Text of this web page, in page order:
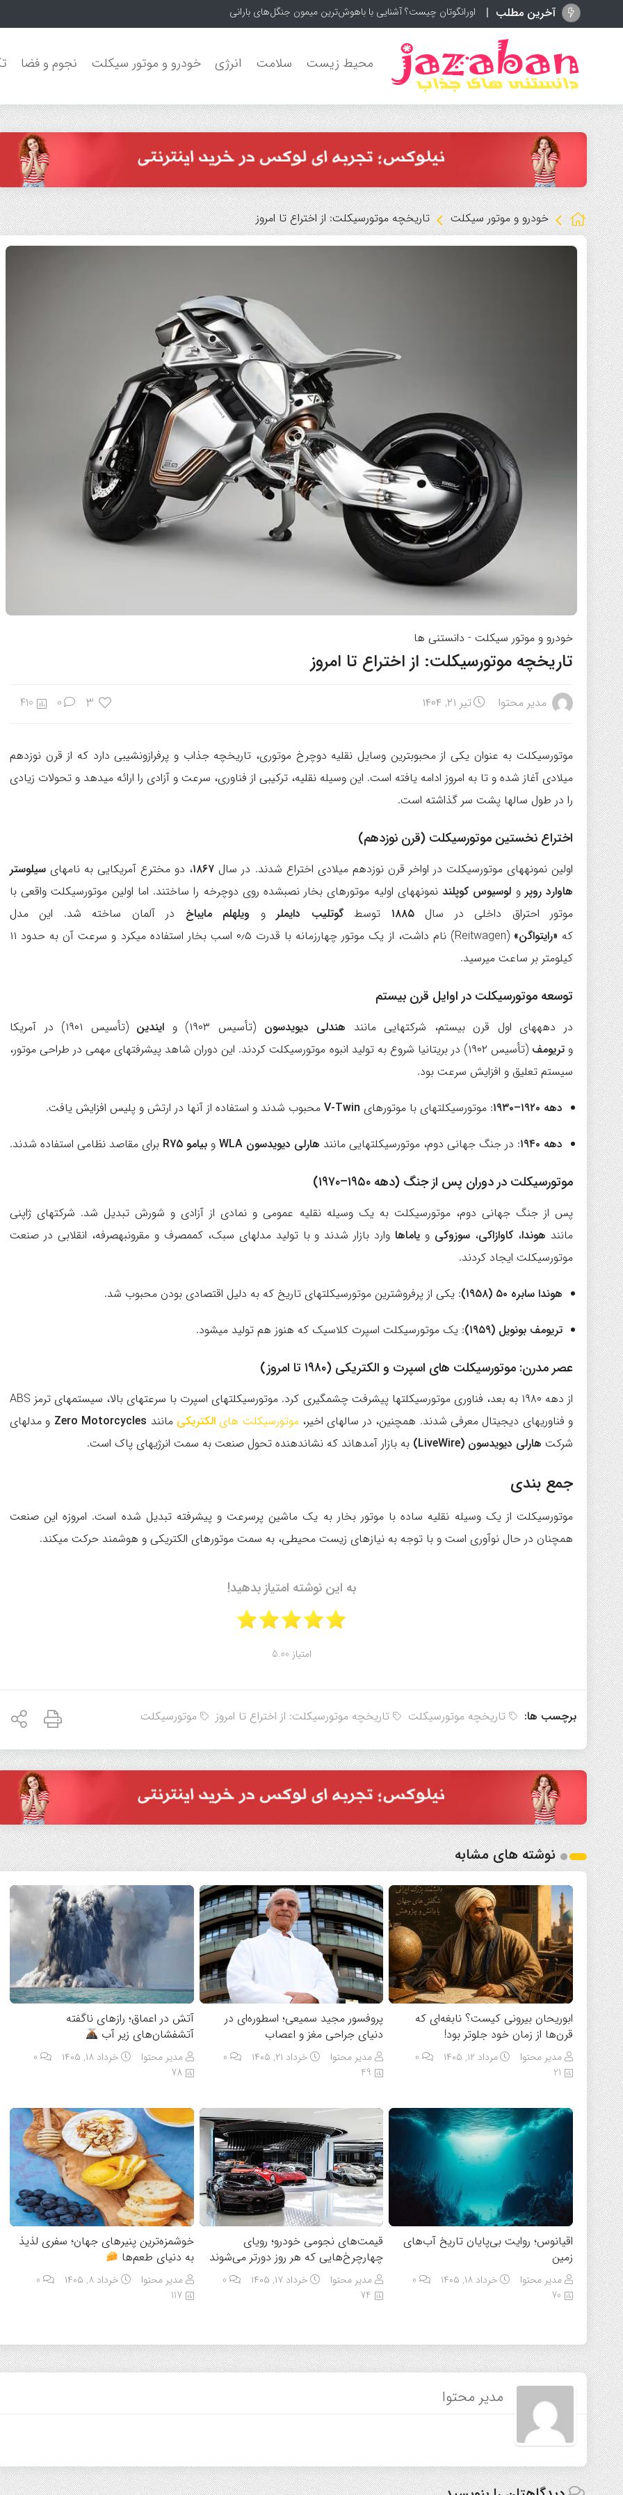
آخرین مطلب عقب‌نشینی بزرگ اینفانتینو
محیط زیست سلامت انرژی خودرو و موتور سیکلت نجوم و فضا
خودرو و موتور سیکلت تاریخچه موتورسیکلت: از اختراع تا امروز
خودرو و موتور سیکلت - دانستنی ها
تاریخچه موتورسیکلت: از اختراع تا امروز
مدیر محتوا تیر ۲۱, ۱۴۰۴ 3
0
410
موتورسیکلت به عنوان یکی از محبوبترین وسایل نقلیه دوچرخ موتوری، تاریخچه جذاب و پرفرازونشیبی دارد که از قرن نوزدهم
میلادی آغاز شده و تا به امروز ادامه یافته است. این وسیله نقلیه، ترکیبی از فناوری، سرعت و آزادی را ارائه میدهد و تحولات زیادی
را در طول سالها پشت سر گذاشته است.
اختراع نخستین موتورسیکلت (قرن نوزدهم)
اولین نمونههای موتورسیکلت در اواخر قرن نوزدهم میلادی اختراع شدند. در سال ۱۸۶۷، دو مخترع آمریکایی به نامهای سیلوستر
هاوارد روپر و لوسیوس کوپلندنمونههای اولیه موتورهای بخار نصبشده روی دوچرخه را ساختند. اما اولین موتورسیکلت واقعی با
موتور احتراق داخلی در سال۱۸۸۵ توسطگوتلیب دایملر و ویلهلم مایباخ در آلمان ساخته شد. این مدل
که «رایتواگن»
(Reitwagen) نام داشت، از یک موتور چهارزمانه با قدرت ۰٫۵ اسب بخار استفاده میکرد و سرعت آن به حدود ۱۱
کیلومتر بر ساعت میرسید.
توسعه موتورسیکلت در اوایل قرن بیستم
در دهههای اول قرن بیستم، شرکتهایی مانند هندلی دیویدسون (تأسیس ۱۹۰۳) و ایندین
(تأسیس ۱۹۰۱) در آمریکا
وتریومف
(تأسیس ۱۹۰۲) در بریتانیا شروع به تولید انبوه موتورسیکلت کردند. این دوران شاهد پیشرفتهای مهمی در طراحی موتور،
سیستم تعلیق و افزایش سرعت بود.
دهه ۱۹۲۰–۱۹۳۰ : موتورسیکلتهای با موتورهای V-Twin محبوب شدند و استفاده از آنها در ارتش و پلیس افزایش یافت.
دهه ۱۹۴۰ : در جنگ جهانی دوم، موتورسیکلتهایی مانند هارلی دیویدسون WLA و بیامو R75 برای مقاصد نظامی استفاده شدند.
موتورسیکلت در دوران پس از جنگ (دهه ۱۹۵۰–۱۹۷۰)
پس از جنگ جهانی دوم، موتورسیکلت به یک وسیله نقلیه عمومی و نمادی از آزادی و شورش تبدیل شد. شرکتهای ژاپنی
مانند هوندا، کاوازاکی، سوزوکی و یاماهاوارد بازار شدند و با تولید مدلهای سبک، کممصرف و مقرونبهصرفه، انقلابی در صنعت
موتورسیکلت ایجاد کردند.
هوندا سابره ۵۰ (۱۹۵۸) : یکی از پرفروشترین موتورسیکلتهای تاریخ که به دلیل اقتصادی بودن محبوب شد.
تریومف بونویل (۱۹۵۹) : یک موتورسیکلت اسپرت کلاسیک که هنوز هم تولید میشود.
عصر مدرن: موتورسیکلت های اسپرت و الکتریکی (۱۹۸۰ تا امروز)
از دهه ۱۹۸۰ به بعد، فناوری موتورسیکلتها پیشرفت چشمگیری کرد. موتورسیکلتهای اسپرت با سرعتهای بالا، سیستمهای ترمز ABS
و فناوریهای دیجیتال معرفی شدند. همچنین، در سالهای اخیر،موتورسیکلت هایالکتریکی مانند Zero Motorcycles و مدلهای
شرکت هارلی دیویدسون (LiveWire) به بازار آمدهاند که نشاندهنده تحول صنعت به سمت انرژیهای پاک است.
جمع بندی
موتورسیکلت از یک وسیله نقلیه ساده با موتور بخار به یک ماشین پرسرعت و پیشرفته تبدیل شده است. امروزه این صنعت
همچنان در حال نوآوری است و با توجه به نیازهای زیست محیطی، به سمت موتورهای الکتریکی و هوشمند حرکت میکند.
به این نوشته امتیاز بدهید!
امتیاز 5.00
برچسب ها: تاریخچه موتورسیکلت تاریخچه موتورسیکلت: از اختراع تا امروز موتورسیکلت
نوشته های مشابه
ابوریحان بیرونی کیست؟ نابغه‌ای که
قرن‌ها از زمان خود جلوتر بود!
مدیر محتوا مرداد ۱۲, ۱۴۰۵
21
پروفسور مجید سمیعی؛ اسطوره‌ای در
دنیای جراحی مغز و اعصاب
مدیر محتوا خرداد ۲۱, ۱۴۰۵
0
49
آتش در اعماق؛ رازهای ناگفته
آتشفشان‌های زیر آب
مدیر محتوا خرداد ۱۸, ۱۴۰۵
78
اقیانوس؛ روایت بی‌پایان تاریخ آب‌های
زمین
مدیر محتوا خرداد ۱۸, ۱۴۰۵
70
قیمت‌های نجومی خودرو؛ رویای
چهارچرخ‌هایی که هر روز دورتر می‌شوند
مدیر محتوا خرداد ۱۷, ۱۴۰۵
0
74
خوشمزه‌ترین پنیرهای جهان؛ سفری لذیذ
به دنیای طعم‌ها
مدیر محتوا خرداد ۸, ۱۴۰۵
117
مدیر محتوا